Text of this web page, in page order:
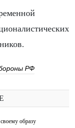
РФ
образу